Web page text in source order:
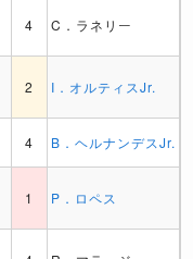
4 C．ラネリー
2 I．オルティスJr.
4 B．ヘルナンデスJr.
1 P．ロペス